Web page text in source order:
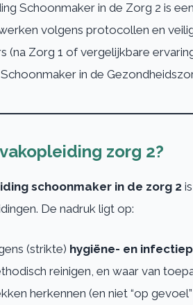
Schoonmaker in de Zorg 2 is
volgens protocollen en
(na Zorg 1 of vergelijkbare
in de
zorg 2?
schoonmaker in de zorg 2
De nadruk ligt op:
(strikte) hygiëne- en
reinigen, en waar van
herkennen (en niet “op